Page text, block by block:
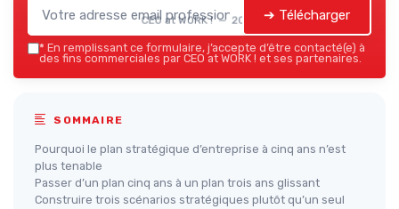
CEO at WORK ! — 2026 ➔ Télécharger
* En remplissant ce formulaire, j’accepte d’être contacté(e) à
des fins commerciales par CEO at WORK ! et ses partenaires.
SOMMAIRE
Pourquoi le plan stratégique d’entreprise à cinq ans n’est
plus tenable
Passer d’un plan cinq ans à un plan trois ans glissant
Construire trois scénarios stratégiques plutôt qu’un seul